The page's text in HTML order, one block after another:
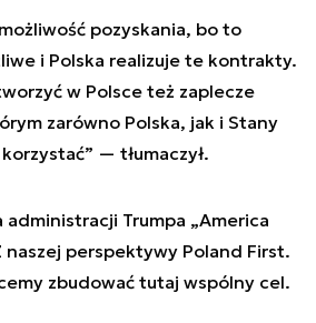
pozyskania, bo to
i Polska realizuje te kontrakty.
w Polsce też zaplecze
zarówno Polska, jak i Stany
— tłumaczył.
administracji Trumpa „America
naszej perspektywy Poland First.
zbudować tutaj wspólny cel.